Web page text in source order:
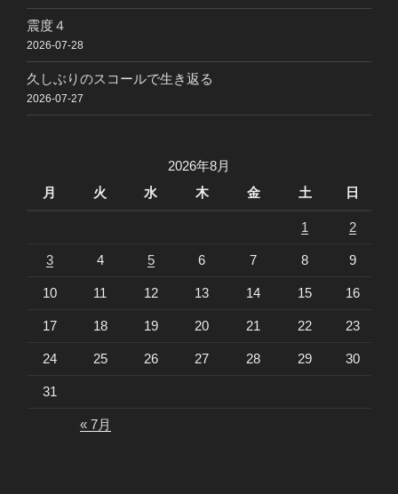
震度４
2026-07-28
久しぶりのスコールで生き返る
2026-07-27
2026年8月
月
火 水 木 金 土 日
1 2
3 4 5 6 7 8 9
10 11 12 13 14 15 16
17 18 19 20 21 22 23
24 25 26 27 28 29 30
31
« 7月